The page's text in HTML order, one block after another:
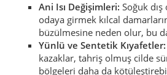
Ani Isı Değişimleri: Soğuk
odaya girmek kılcal
büzülmesine neden olur, bu da
Yünlü ve Sentetik Kıyafetler:
kazaklar, tahriş olmuş cilde
bölgeleri daha da